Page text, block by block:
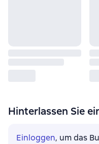
Hinterlassen Sie
Einloggen, um das